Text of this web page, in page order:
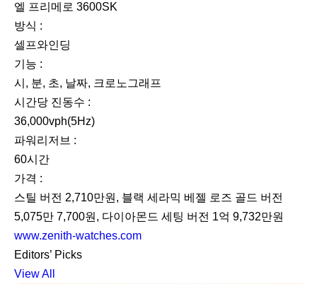
엘 프리메로 3600SK
방식 :
셀프와인딩
기능 :
시, 분, 초, 날짜, 크로노그래프
시간당 진동수 :
36,000vph(5Hz)
파워리저브 :
60시간
가격 :
스틸 버전 2,710만원, 블랙 세라믹 베젤 로즈 골드 버전
5,075만 7,700원, 다이아몬드 세팅 버전 1억 9,732만원
www.zenith-watches.com
Editors’ Picks
View All